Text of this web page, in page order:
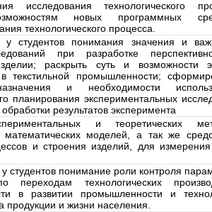
исследования технологического
новых программных
технологического процесса.
у студентов понимания значения и
при разработке
раскрыть суть и возможности
текстильной промышленности;
и необходимости
планирования экспериментальных
обработки результатов эксперимента
и теоретических
математических моделей, а так же
и строения изделий, для
студентов понимание роли контроля
переходам технологических
в развитии промышленности и
продукции и жизни населения.